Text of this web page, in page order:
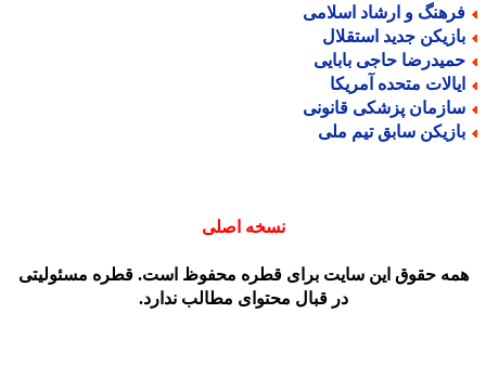
و ارشاد اسلامی
جدید استقلال
حاجی بابایی
متحده آمریکا
پزشکی قانونی
سابق تیم ملی
نسخه اصلی
حقوق این سایت برای قطره محفوظ است. قطره مسئولیتی
در قبال محتوای مطالب ندارد.